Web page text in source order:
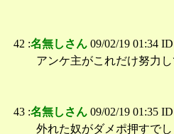
42 :名無しさん 09/02/19 01:34
アンケ主がこれだけ努力
43 :名無しさん 09/02/19 01:35
外れた奴がダメポ押すでし